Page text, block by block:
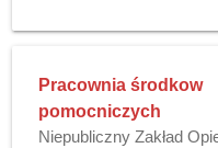
Pracownia środkow
pomocniczych
Niepubliczny Zakład